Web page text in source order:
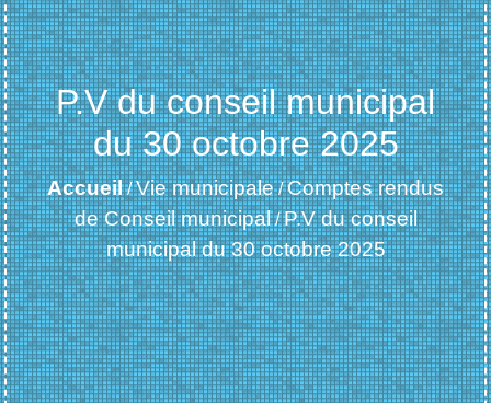
P.V du conseil municipal
du 30 octobre 2025
Accueil/Vie municipale/Comptes rendus
de Conseil municipal/P.V du conseil
municipal du 30 octobre 2025